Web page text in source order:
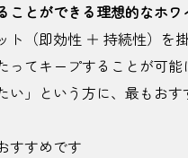
ことができる理想的なホ
ト（即効性 ＋ 持続性）を
ってキープすることが可
い」という方に、最もおす
すすめです